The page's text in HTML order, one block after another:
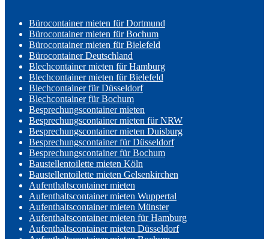
Bürocontainer mieten für Dortmund
Bürocontainer mieten für Bochum
Bürocontainer mieten für Bielefeld
Bürocontainer Deutschland
Blechcontainer mieten für Hamburg
Blechcontainer mieten für Bielefeld
Blechcontainer für Düsseldorf
Blechcontainer für Bochum
Besprechungscontainer mieten
Besprechungscontainer mieten für NRW
Besprechungscontainer mieten Duisburg
Besprechungscontainer für Düsseldorf
Besprechungscontainer für Bochum
Baustellentoilette mieten Köln
Baustellentoilette mieten Gelsenkirchen
Aufenthaltscontainer mieten
Aufenthaltscontainer mieten Wuppertal
Aufenthaltscontainer mieten Münster
Aufenthaltscontainer mieten für Hamburg
Aufenthaltscontainer mieten Düsseldorf